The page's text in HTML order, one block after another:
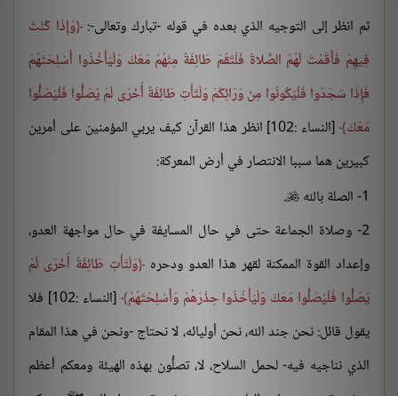
ثم انظر إلى التوجيه الذي بعده في قوله -تبارك وتعالى-: وَإِذَا كُنْتَ
فِيهِمْ فَأَقَمْتَ لَهُمُ الصَّلاةَ فَلْتَقُمْ طَائِفَةٌ مِنْهُمْ مَعَكَ وَلْيَأْخُذُوا أَسْلِحَتَهُمْ
فَإِذَا سَجَدُوا فَلْيَكُونُوا مِنْ وَرَائِكُمْ وَلْتَأْتِ طَائِفَةٌ أُخْرَى لَمْ يُصَلُّوا فَلْيُصَلُّوا
مَعَكَ
[النساء :102] انظر هذا القرآن كيف يربي المؤمنين على أمرين
كبيرين هما سببا الانتصار في أرض المعركة:
1- الصلة بالله

.
2- وصلاة الجماعة حتى في حال المسايفة في حال مواجهة العدو،
وإعداد القوة الممكنة لقهر هذا العدو ودحره وَلْتَأْتِ طَائِفَةٌ أُخْرَى لَمْ
يُصَلُّوا فَلْيُصَلُّوا مَعَكَ وَلْيَأْخُذُوا حِذْرَهُمْ وَأَسْلِحَتَهُمْ
[النساء :102] فلا
يقول قائل: نحن جند الله، نحن أوليائه، لا نحتاج -ونحن في هذا المقام
الذي نناجيه فيه- لحمل السلاح، لا، تصلُّون بهذه الهيئة ومعكم أعظم